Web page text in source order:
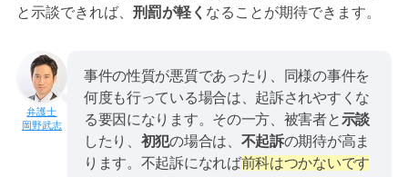
と示談できれば、 刑罰が軽く なることが期待できます。
岡野武志
事件の性質が悪質であったり、同様の事件を
何度も行っている場合は、起訴されやすくな
る要因になります。その一方、被害者と示談
したり、 初犯の場合は、 不起訴の期待が高ま
ります。不起訴になれば前科はつかないです